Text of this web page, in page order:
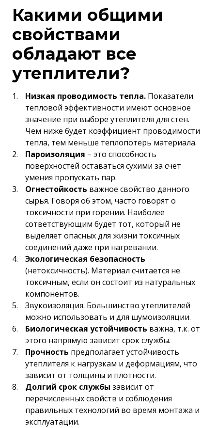
Какими общими
свойствами
обладают все
утеплители?
Низкая проводимость тепла. Показатели
тепловой эффективности имеют основное
значение при выборе утеплителя для стен.
Чем ниже будет коэффициент проводимости
тепла, тем меньше теплопотерь материала.
Пароизоляция – это способность
поверхностей оставаться сухими за счет
умения пропускать пар.
Огнестойкость важное свойство данного
сырья. Говоря об этом, часто говорят о
токсичности при горении. Наиболее
сответствующим будет тот, который не
выделяет опасных для жизни токсичных
соединений даже при нагревании.
Экологическая безопасность
(нетоксичность). Материал считается не
токсичным, если он состоит из натуральных
компонентов.
Звукоизоляция. Большинство утеплителей
можно использовать и для шумоизоляции.
Биологическая устойчивость важна, т.к. от
этого напрямую зависит срок службы.
Прочность предполагает устойчивость
утеплителя к нагрузкам и деформациям, что
зависит от толщины и плотности.
Долгий срок службы зависит от
перечисленных свойств и соблюдения
правильных технологий во время монтажа и
эксплуатации.